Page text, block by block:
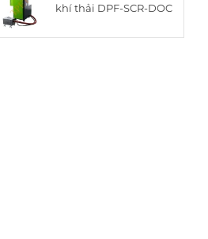
khí thải DPF-SCR-DOC
ZQYM 508A